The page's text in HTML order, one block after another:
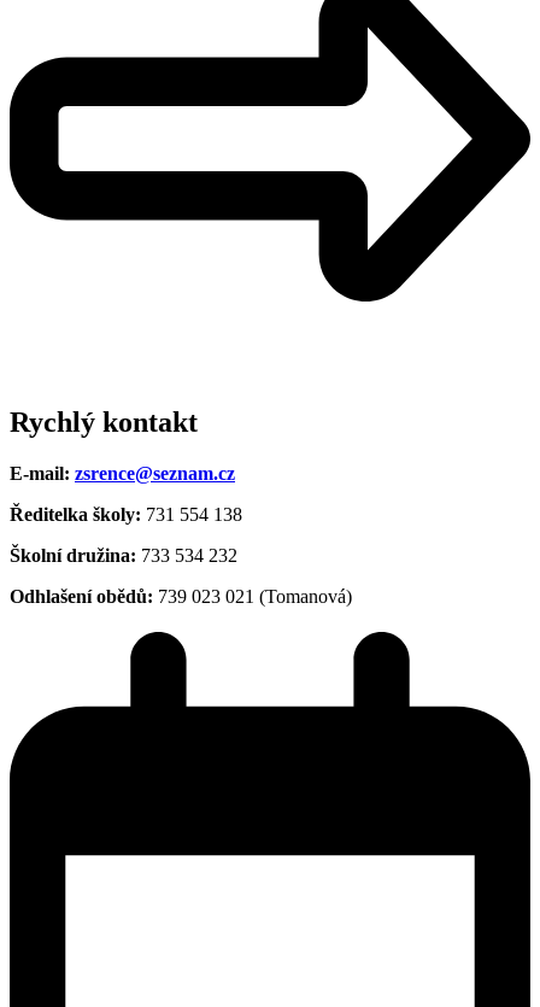
Rychlý kontakt
E-mail: zsrence@seznam.cz
Ředitelka školy: 731 554 138
Školní družina: 733 534 232
Odhlašení obědů: 739 023 021 (Tomanová)